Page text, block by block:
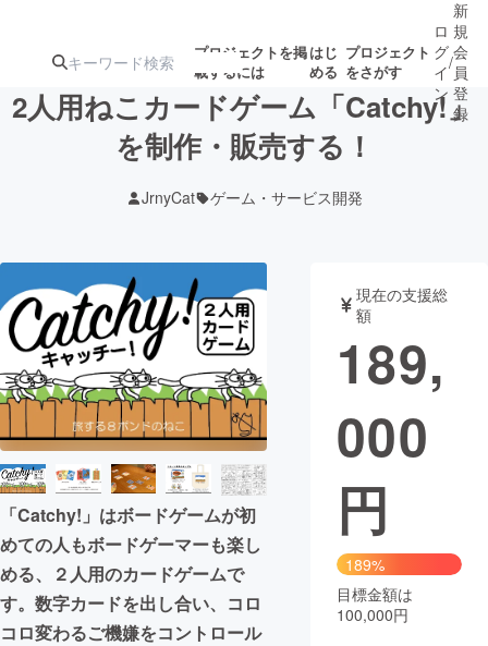
プロジェクトを掲
載するには
はじ
める
プロジェクト
をさがす
ターン
ジェクト
ロジェクト
アート・写真 音楽
テクノロジー・ガジェット ゲーム・サ
映像・映画
ビジネス・起業
まちづくり・地域活性化
CAMPFIRE for Social Good
CAMPFIRE Creation
CAMPFIREふるさと納税machi-ya コミュニティ
ロ
グ
イ
ン
/
新
規
会
員
登
録
2人用ねこカードゲーム「Catchy!」
を制作・販売する！
JrnyCat ゲーム・サービス開発
「Catchy!」はボードゲームが初
めての人もボードゲーマーも楽し
める、２人用のカードゲームで
す。数字カードを出し合い、コロ
コロ変わるご機嫌をコントロール
現在の支援総
額
189,
000
円
189%
目標金額は
100,000円